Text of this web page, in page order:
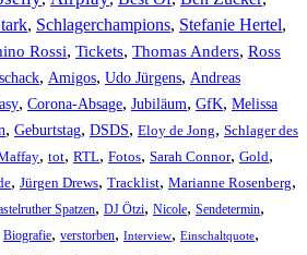
, Schlagerchampions, Stefanie Hertel,
Rossi, Tickets, Thomas Anders, Ross
, Amigos, Udo Jürgens, Andreas
, Corona-Absage, Jubiläum, GfK, Melissa
, Geburtstag, DSDS, Eloy de Jong, Schlager des
, tot, RTL, Fotos, Sarah Connor, Gold,
, Jürgen Drews, Tracklist, Marianne Rosenberg,
Spatzen, DJ Ötzi, Nicole, Sendetermin,
Biografie, verstorben, Interview, Einschaltquote,